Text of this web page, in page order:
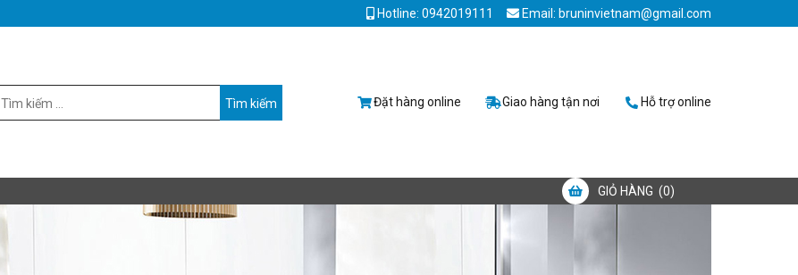
Hotline: 0942019111 Email: bruninvietnam@gmail.com
Đặt hàng online Giao hàng tận nơi Hỗ trợ online
GIỎ HÀNG